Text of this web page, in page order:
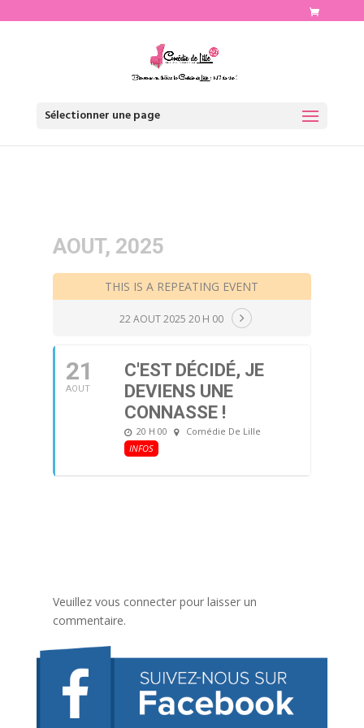
Sélectionner une page
AOUT, 2025
THIS IS A REPEATING EVENT
22 AOUT 2025 20 H 00
21
AOUT
C'EST DÉCIDÉ, JE
DEVIENS UNE
CONNASSE !
20 H 00
Comédie De Lille
INFOS
Veuillez vous connecter pour laisser un
commentaire.